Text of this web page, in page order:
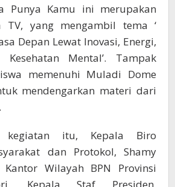
Punya Kamu ini merupakan
TV, yang mengambil tema ‘
Depan Lewat Inovasi, Energi,
Kesehatan Mental’. Tampak
memenuhi Muladi Dome
mendengarkan materi dari
itu, Kepala Biro
dan Protokol, Shamy
Wilayah BPN Provinsi
Kepala Staf Presiden,